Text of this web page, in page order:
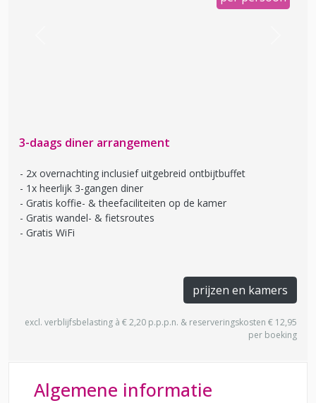
3-daags diner arrangement
2x overnachting inclusief uitgebreid ontbijtbuffet
1x heerlijk 3-gangen diner
Gratis koffie- & theefaciliteiten op de kamer
Gratis wandel- & fietsroutes
Gratis WiFi
prijzen en kamers
excl. verblijfsbelasting à € 2,20 p.p.p.n. & reserveringskosten € 12,95
per boeking
Algemene informatie